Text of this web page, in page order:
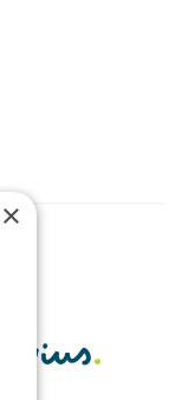
×